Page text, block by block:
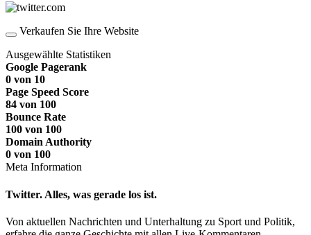
Verkaufen Sie Ihre Website
Ausgewählte Statistiken
Google Pagerank
0 von 10
Page Speed Score
84 von 100
Bounce Rate
100 von 100
Domain Authority
0 von 100
Meta Information
Twitter. Alles, was gerade los ist.
Von aktuellen Nachrichten und Unterhaltung zu Sport und Politik,